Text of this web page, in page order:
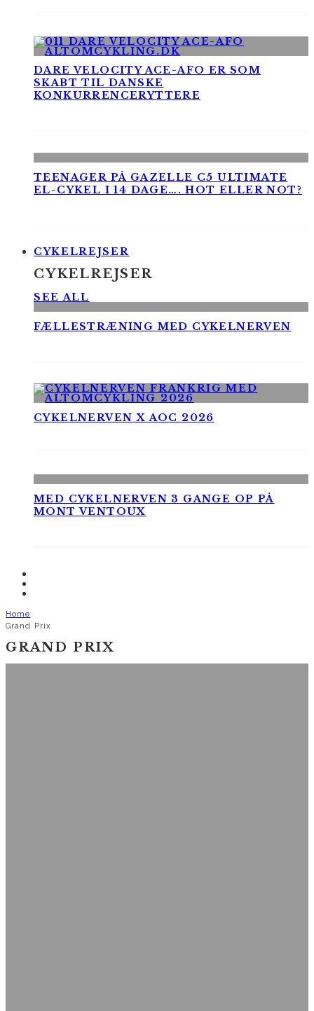
DARE VELOCITY ACE-AFO ER SOM
SKABT TIL DANSKE
KONKURRENCERYTTERE
TEENAGER PÅ GAZELLE C5 ULTIMATE
EL-CYKEL I 14 DAGE…. HOT ELLER NOT?
CYKELREJSER
CYKELREJSER
SEE ALL
FÆLLESTRÆNING MED CYKELNERVEN
CYKELNERVEN X AOC 2026
MED CYKELNERVEN 3 GANGE OP PÅ
MONT VENTOUX
Home
Grand Prix
GRAND PRIX